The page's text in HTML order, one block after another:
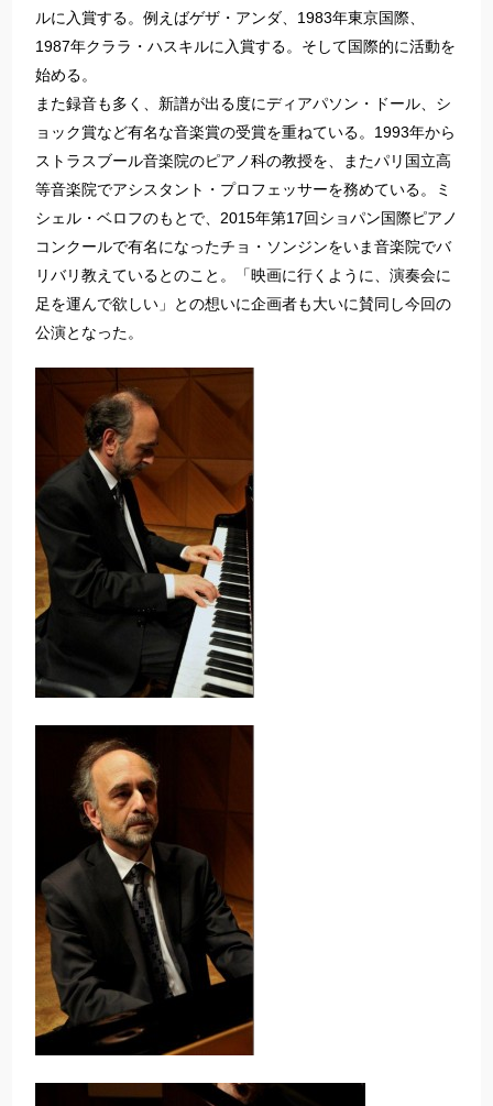
ルに入賞する。例えばゲザ・アンダ、1983年東京国際、
1987年クララ・ハスキルに入賞する。そして国際的に活動を
始める。
また録音も多く、新譜が出る度にディアパソン・ドール、シ
ョック賞など有名な音楽賞の受賞を重ねている。1993年から
ストラスブール音楽院のピアノ科の教授を、またパリ国立高
等音楽院でアシスタント・プロフェッサーを務めている。ミ
シェル・ベロフのもとで、2015年第17回ショパン国際ピアノ
コンクールで有名になったチョ・ソンジンをいま音楽院でバ
リバリ教えているとのこと。「映画に行くように、演奏会に
足を運んで欲しい」との想いに企画者も大いに賛同し今回の
公演となった。